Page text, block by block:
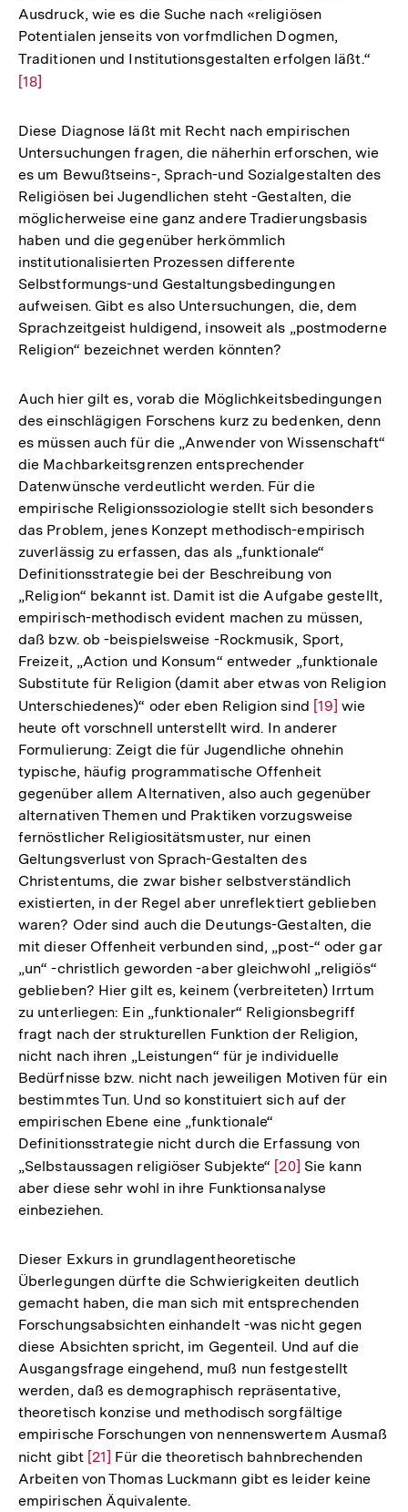
Ausdruck, wie es die Suche nach «religiösen
Potentialen jenseits von vorfmdlichen Dogmen,
Traditionen und Institutionsgestalten erfolgen läßt.“Zur
[18]
Diese Diagnose läßt mit Recht nach empirischen
Untersuchungen fragen, die näherhin erforschen, wie
es um Bewußtseins-, Sprach-und Sozialgestalten des
Religiösen bei Jugendlichen steht -Gestalten, die
möglicherweise eine ganz andere Tradierungsbasis
haben und die gegenüber herkömmlich
institutionalisierten Prozessen differente
Selbstformungs-und Gestaltungsbedingungen
aufweisen. Gibt es also Untersuchungen, die, dem
Sprachzeitgeist huldigend, insoweit als „postmoderne
Religion“ bezeichnet werden könnten?
Auch hier gilt es, vorab die Möglichkeitsbedingungen
des einschlägigen Forschens kurz zu bedenken, denn
es müssen auch für die „Anwender von Wissenschaft“
die Machbarkeitsgrenzen entsprechender
Datenwünsche verdeutlicht werden. Für die
empirische Religionssoziologie stellt sich besonders
das Problem, jenes Konzept methodisch-empirisch
zuverlässig zu erfassen, das als „funktionale“
Definitionsstrategie bei der Beschreibung von
„Religion“ bekannt ist. Damit ist die Aufgabe gestellt,
empirisch-methodisch evident machen zu müssen,
daß bzw. ob -beispielsweise -Rockmusik, Sport,
Freizeit, „Action und Konsum“ entweder „funktionale
Substitute für Religion (damit aber etwas von Religion
Unterschiedenes)“ oder eben Religion sind Zur
Auflösung
der
Fußnote
[19] wie
heute oft vorschnell unterstellt wird. In anderer
Formulierung: Zeigt die für Jugendliche ohnehin
typische, häufig programmatische Offenheit
gegenüber allem Alternativen, also auch gegenüber
alternativen Themen und Praktiken vorzugsweise
fernöstlicher Religiositätsmuster, nur einen
Geltungsverlust von Sprach-Gestalten des
Christentums, die zwar bisher selbstverständlich
existierten, in der Regel aber unreflektiert geblieben
waren? Oder sind auch die Deutungs-Gestalten, die
mit dieser Offenheit verbunden sind, „post-“ oder gar
„un“ -christlich geworden -aber gleichwohl „religiös“
geblieben? Hier gilt es, keinem (verbreiteten) Irrtum
zu unterliegen: Ein „funktionaler“ Religionsbegriff
fragt nach der strukturellen Funktion der Religion,
nicht nach ihren „Leistungen“ für je individuelle
Bedürfnisse bzw. nicht nach jeweiligen Motiven für ein
bestimmtes Tun. Und so konstituiert sich auf der
empirischen Ebene eine „funktionale“
Definitionsstrategie nicht durch die Erfassung von
„Selbstaussagen religiöser Subjekte“ Zur
Auflösung
[20] Sie kann
aber diese sehr wohl in ihre Funktionsanalyse
einbeziehen.
Dieser Exkurs in grundlagentheoretische
Überlegungen dürfte die Schwierigkeiten deutlich
gemacht haben, die man sich mit entsprechenden
Forschungsabsichten einhandelt -was nicht gegen
diese Absichten spricht, im Gegenteil. Und auf die
Ausgangsfrage eingehend, muß nun festgestellt
werden, daß es demographisch repräsentative,
theoretisch konzise und methodisch sorgfältige
empirische Forschungen von nennenswertem Ausmaß
nicht gibt Zur
Auflösung
der
[21] Für die theoretisch bahnbrechenden
Arbeiten von Thomas Luckmann gibt es leider keine
empirischen Äquivalente.